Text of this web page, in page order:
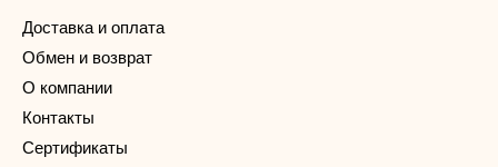
Доставка и оплата
Обмен и возврат
О компании
Контакты
Сертификаты